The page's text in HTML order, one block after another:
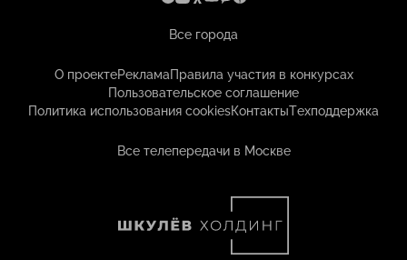
Все города
О проектеРекламаПравила участия в конкурсах
Пользовательское соглашение
Политика использования cookiesКонтактыТехподдержка
Все телепередачи в Москве